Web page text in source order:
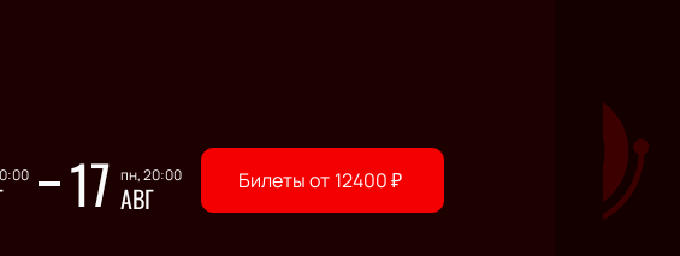
17 пн, 20:00
АВГ Билеты от 12400₽